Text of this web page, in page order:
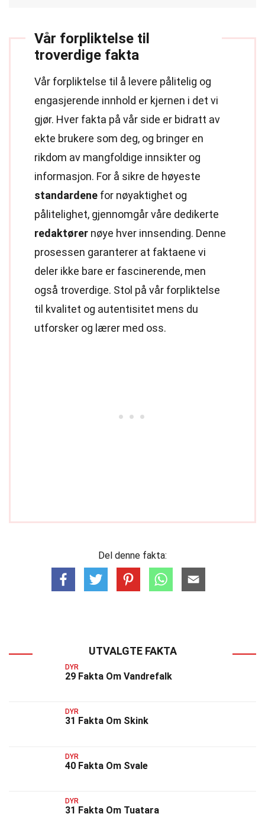
Vår forpliktelse til
troverdige fakta
Vår forpliktelse til å levere pålitelig og
engasjerende innhold er kjernen i det vi
gjør. Hver fakta på vår side er bidratt av
ekte brukere som deg, og bringer en
rikdom av mangfoldige innsikter og
informasjon. For å sikre de høyeste
standardene for nøyaktighet og
pålitelighet, gjennomgår våre dedikerte
redaktører nøye hver innsending. Denne
prosessen garanterer at faktaene vi
deler ikke bare er fascinerende, men
også troverdige. Stol på vår forpliktelse
til kvalitet og autentisitet mens du
utforsker og lærer med oss.
Del denne fakta:
UTVALGTE FAKTA
DYR
29 Fakta Om Vandrefalk
DYR
31 Fakta Om Skink
DYR
40 Fakta Om Svale
DYR
31 Fakta Om Tuatara